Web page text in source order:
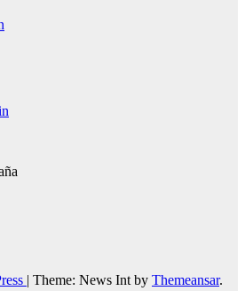
| Theme: News Int by Themeansar.